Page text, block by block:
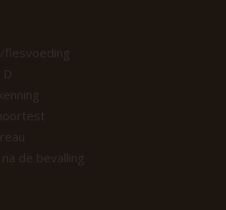
flesvoeding
D
de bevalling